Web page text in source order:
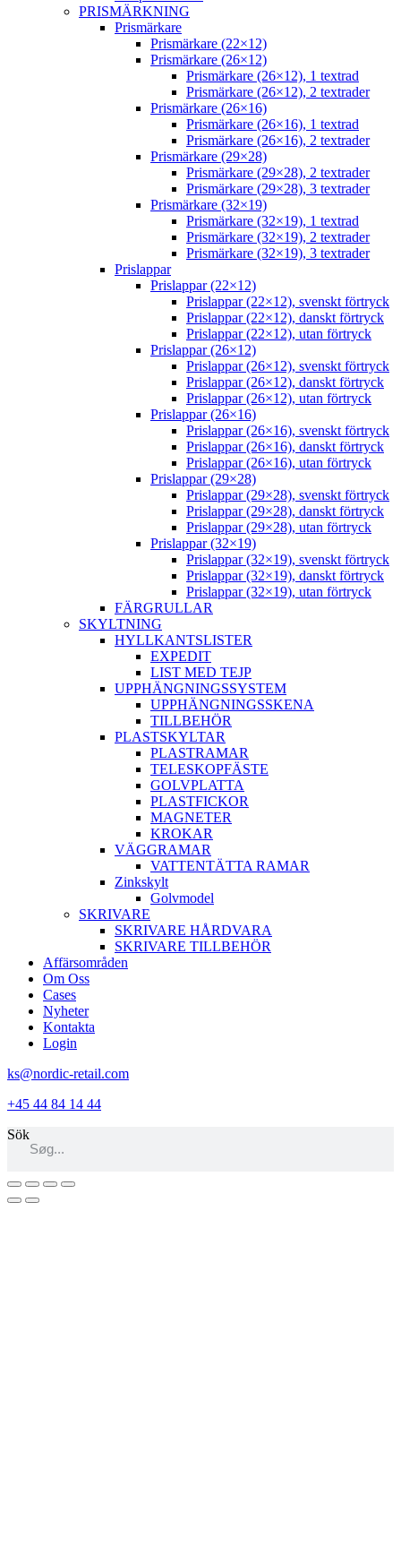
PRISMÄRKNING
Prismärkare
Prismärkare (22×12)
Prismärkare (26×12)
Prismärkare (26×12), 1 textrad
Prismärkare (26×12), 2 textrader
Prismärkare (26×16)
Prismärkare (26×16), 1 textrad
Prismärkare (26×16), 2 textrader
Prismärkare (29×28)
Prismärkare (29×28), 2 textrader
Prismärkare (29×28), 3 textrader
Prismärkare (32×19)
Prismärkare (32×19), 1 textrad
Prismärkare (32×19), 2 textrader
Prismärkare (32×19), 3 textrader
Prislappar
Prislappar (22×12)
Prislappar (22×12), svenskt förtryck
Prislappar (22×12), danskt förtryck
Prislappar (22×12), utan förtryck
Prislappar (26×12)
Prislappar (26×12), svenskt förtryck
Prislappar (26×12), danskt förtryck
Prislappar (26×12), utan förtryck
Prislappar (26×16)
Prislappar (26×16), svenskt förtryck
Prislappar (26×16), danskt förtryck
Prislappar (26×16), utan förtryck
Prislappar (29×28)
Prislappar (29×28), svenskt förtryck
Prislappar (29×28), danskt förtryck
Prislappar (29×28), utan förtryck
Prislappar (32×19)
Prislappar (32×19), svenskt förtryck
Prislappar (32×19), danskt förtryck
Prislappar (32×19), utan förtryck
FÄRGRULLAR
SKYLTNING
HYLLKANTSLISTER
EXPEDIT
LIST MED TEJP
UPPHÄNGNINGSSYSTEM
UPPHÄNGNINGSSKENA
TILLBEHÖR
PLASTSKYLTAR
PLASTRAMAR
TELESKOPFÄSTE
GOLVPLATTA
PLASTFICKOR
MAGNETER
KROKAR
VÄGGRAMAR
VATTENTÄTTA RAMAR
Zinkskylt
Golvmodel
SKRIVARE
SKRIVARE HÅRDVARA
SKRIVARE TILLBEHÖR
Affärsområden
Om Oss
Cases
Nyheter
Kontakta
Login
ks@nordic-retail.com
+45 44 84 14 44
Sök